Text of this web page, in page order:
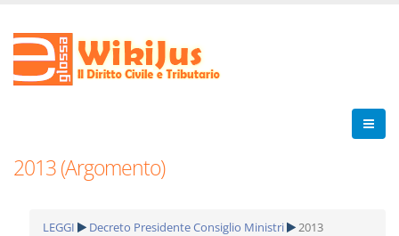
2013 (Argomento)
LEGGI Decreto Presidente Consiglio Ministri 2013